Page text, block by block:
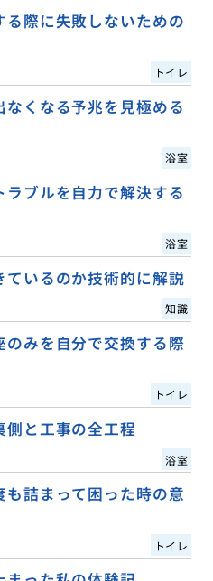
際に失敗しないための
トイレ
くなる予兆を見極める
浴室
ブルを自力で解決する
浴室
いるのか技術的に解説
知識
みを自分で交換する際
トイレ
側と工事の全工程
浴室
詰まって困った時の意
トイレ